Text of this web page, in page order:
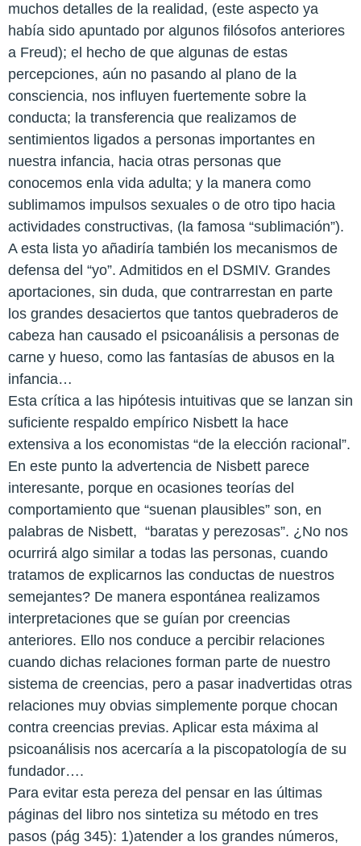
muchos detalles de la realidad, (este aspecto ya
había sido apuntado por algunos filósofos anteriores
a Freud); el hecho de que algunas de estas
percepciones, aún no pasando al plano de la
consciencia, nos influyen fuertemente sobre la
conducta; la transferencia que realizamos de
sentimientos ligados a personas importantes en
nuestra infancia, hacia otras personas que
conocemos enla vida adulta; y la manera como
sublimamos impulsos sexuales o de otro tipo hacia
actividades constructivas, (la famosa “sublimación”).
A esta lista yo añadiría también los mecanismos de
defensa del “yo”. Admitidos en el DSMIV. Grandes
aportaciones, sin duda, que contrarrestan en parte
los grandes desaciertos que tantos quebraderos de
cabeza han causado el psicoanálisis a personas de
carne y hueso, como las fantasías de abusos en la
infancia…
Esta crítica a las hipótesis intuitivas que se lanzan sin
suficiente respaldo empírico Nisbett la hace
extensiva a los economistas “de la elección racional”.
En este punto la advertencia de Nisbett parece
interesante, porque en ocasiones teorías del
comportamiento que “suenan plausibles” son, en
palabras de Nisbett, “baratas y perezosas”. ¿No nos
ocurrirá algo similar a todas las personas, cuando
tratamos de explicarnos las conductas de nuestros
semejantes? De manera espontánea realizamos
interpretaciones que se guían por creencias
anteriores. Ello nos conduce a percibir relaciones
cuando dichas relaciones forman parte de nuestro
sistema de creencias, pero a pasar inadvertidas otras
relaciones muy obvias simplemente porque chocan
contra creencias previas. Aplicar esta máxima al
psicoanálisis nos acercaría a la piscopatología de su
fundador….
Para evitar esta pereza del pensar en las últimas
páginas del libro nos sintetiza su método en tres
pasos (pág 345): 1)atender a los grandes números,